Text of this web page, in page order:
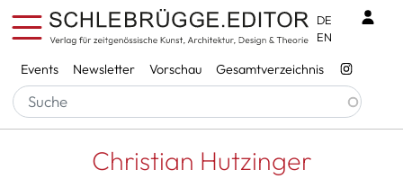
Direkt zum Inhalt
Services
Events Newsletter Vorschau Gesamtverzeichnis
DE
EN
Pfadnavigation
Startseite Christian Hutzinger
Christian Hutzinger